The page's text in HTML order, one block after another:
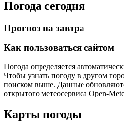
Погода сегодня
Прогноз на завтра
Как пользоваться сайтом
Погода определяется
Чтобы узнать погоду в другом
поиском выше. Данные
открытого метеосервиса Open-
Карты погоды